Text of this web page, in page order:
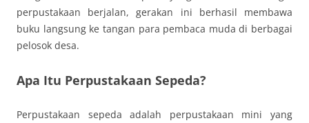
perpustakaan berjalan, gerakan ini berhasil membawa
buku langsung ke tangan para pembaca muda di berbagai
pelosok desa.
Apa Itu Perpustakaan Sepeda?
Perpustakaan sepeda adalah perpustakaan mini yang